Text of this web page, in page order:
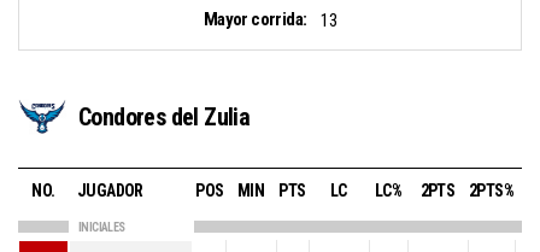
Mayor corrida:
13
Condores del Zulia
NO. JUGADOR POS MIN PTS LC LC% 2PTS 2PTS%
INICIALES